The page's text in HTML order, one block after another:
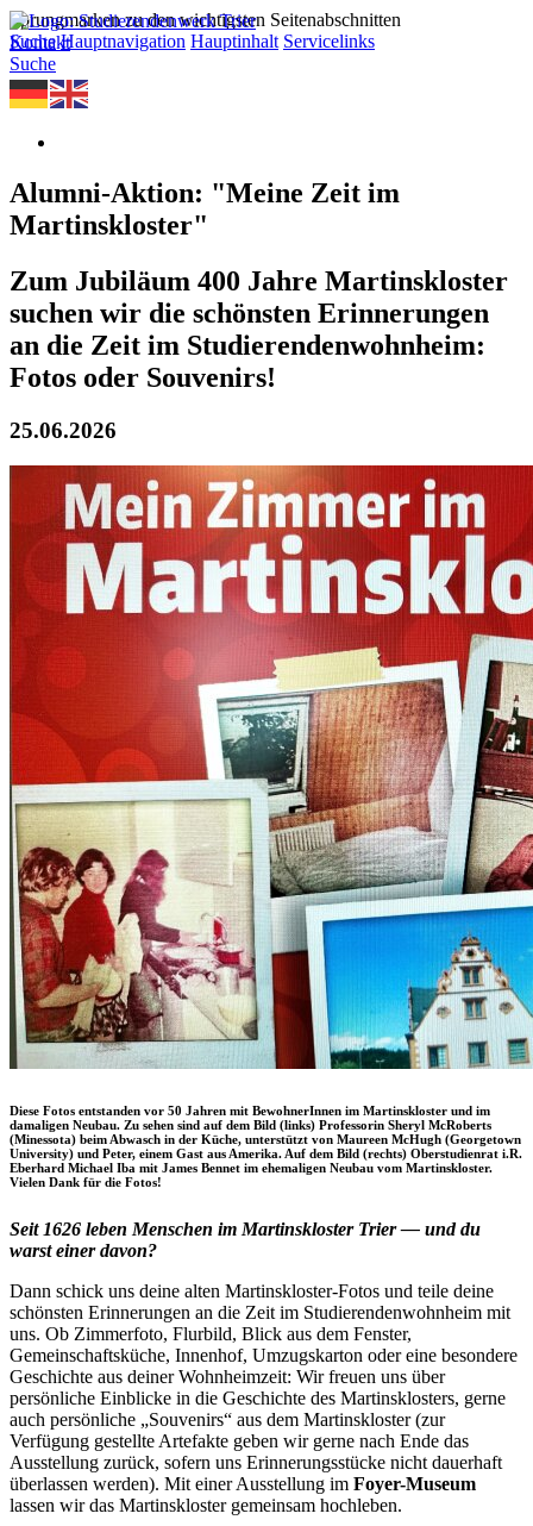
Sprungmarken zu den wichtigsten Seitenabschnitten
Suche Hauptnavigation Hauptinhalt Servicelinks
Kontakt
Suche
Alumni-Aktion: "Meine Zeit im
Martinskloster"
Zum Jubiläum 400 Jahre Martinskloster
suchen wir die schönsten Erinnerungen
an die Zeit im Studierendenwohnheim:
Fotos oder Souvenirs!
25.06.2026
Diese Fotos entstanden vor 50 Jahren mit BewohnerInnen im Martinskloster und im
damaligen Neubau. Zu sehen sind auf dem Bild (links) Professorin Sheryl McRoberts
(Minessota) beim Abwasch in der Küche, unterstützt von Maureen McHugh (Georgetown
University) und Peter, einem Gast aus Amerika. Auf dem Bild (rechts) Oberstudienrat i.R.
Eberhard Michael Iba mit James Bennet im ehemaligen Neubau vom Martinskloster.
Vielen Dank für die Fotos!
Seit 1626 leben Menschen im Martinskloster Trier — und du
warst einer davon?
Dann schick uns deine alten Martinskloster-Fotos und teile deine
schönsten Erinnerungen an die Zeit im Studierendenwohnheim mit
uns. Ob Zimmerfoto, Flurbild, Blick aus dem Fenster,
Gemeinschaftsküche, Innenhof, Umzugskarton oder eine besondere
Geschichte aus deiner Wohnheimzeit: Wir freuen uns über
persönliche Einblicke in die Geschichte des Martinsklosters, gerne
auch persönliche „Souvenirs“ aus dem Martinskloster (zur
Verfügung gestellte Artefakte geben wir gerne nach Ende das
Ausstellung zurück, sofern uns Erinnerungsstücke nicht dauerhaft
überlassen werden). Mit einer Ausstellung im Foyer-Museum
lassen wir das Martinskloster gemeinsam hochleben.